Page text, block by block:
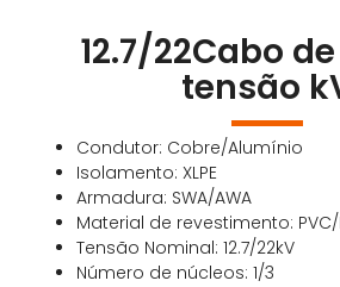
12.7/22Cabo
tensão
Condutor: Cobre/Alumínio
Isolamento: XLPE
Armadura: SWA/AWA
Material de revestimento: PVC/
Tensão Nominal: 12.7/22kV
Número de núcleos: 1/3